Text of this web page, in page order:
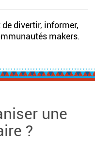
de divertir, informer,
makers.
une
?